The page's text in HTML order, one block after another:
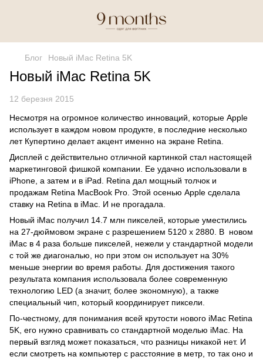
Блог Новый iMac Retina 5K
Новый iMac Retina 5K
12 березня 2015
Несмотря на огромное количество инноваций, которые Apple
использует в каждом новом продукте, в последние несколько
лет Купертино делает акцент именно на экране Retina.
Дисплей с действительно отличной картинкой стал настоящей
маркетинговой фишкой компании. Ее удачно использовали в
iPhone, а затем и в iPad. Retina дал мощный толчок и
продажам Retina MacBook Pro. Этой осенью Apple сделала
ставку на Retina в iMac. И не прогадала.
Новый iMac получил 14.7 млн пикселей, которые уместились
на 27-дюймовом экране с разрешением 5120 х 2880. В новом
iMac в 4 раза больше пикселей, нежели у стандартной модели
с той же диагональю, но при этом он использует на 30%
меньше энергии во время работы. Для достижения такого
результата компания использовала более современную
технологию LED (а значит, более экономную), а также
специальный чип, который координирует пиксели.
По-честному, для понимания всей крутости нового iMac Retina
5K, его нужно сравнивать со стандартной моделью iMac. На
первый взгляд может показаться, что разницы никакой нет. И
если смотреть на компьютер с расстояние в метр, то так оно и